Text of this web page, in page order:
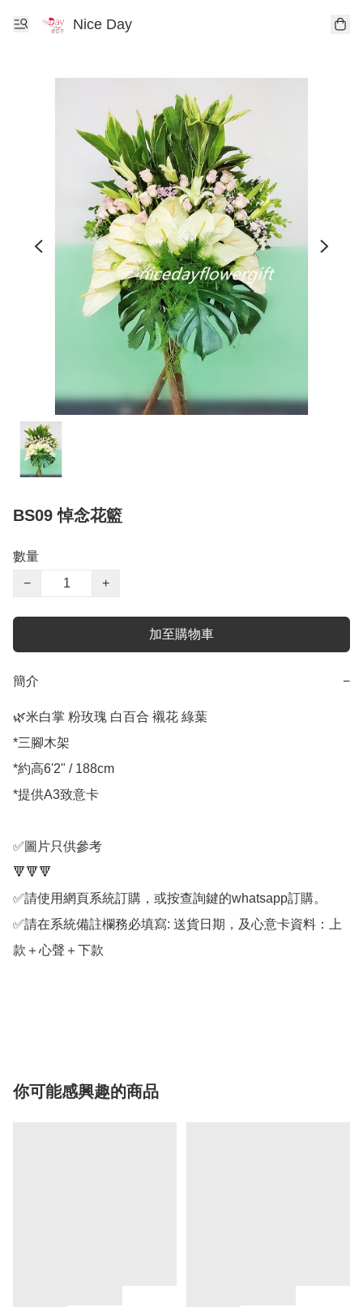
Nice Day
BS09 悼念花籃
數量
−
+
加至購物車
簡介 −
🌿米白掌 粉玫瑰 白百合 襯花 綠葉
*三腳木架
*約高6'2" / 188cm
*提供A3致意卡
✅圖片只供參考
🔻🔻🔻
✅請使用網頁系統訂購，或按查詢鍵的whatsapp訂購。
✅請在系統備註欄務必填寫: 送貨日期，及心意卡資料：上
款＋心聲＋下款
你可能感興趣的商品